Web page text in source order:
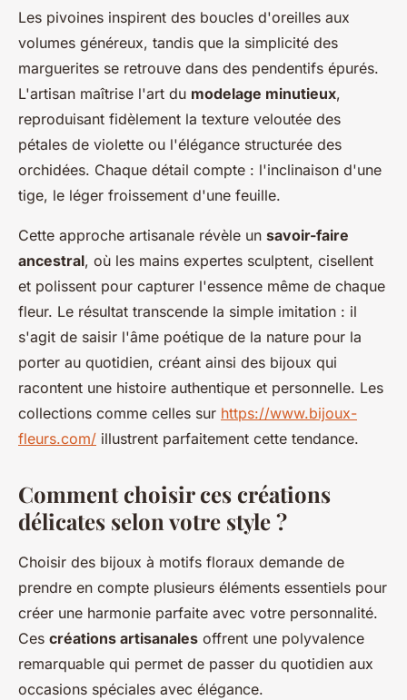
Les pivoines inspirent des boucles d'oreilles aux
volumes généreux, tandis que la simplicité des
marguerites se retrouve dans des pendentifs épurés.
L'artisan maîtrise l'art du modelage minutieux,
reproduisant fidèlement la texture veloutée des
pétales de violette ou l'élégance structurée des
orchidées. Chaque détail compte : l'inclinaison d'une
tige, le léger froissement d'une feuille.
Cette approche artisanale révèle un savoir-faire
ancestral, où les mains expertes sculptent, cisellent
et polissent pour capturer l'essence même de chaque
fleur. Le résultat transcende la simple imitation : il
s'agit de saisir l'âme poétique de la nature pour la
porter au quotidien, créant ainsi des bijoux qui
racontent une histoire authentique et personnelle. Les
collections comme celles sur https://www.bijoux-
fleurs.com/ illustrent parfaitement cette tendance.
Comment choisir ces créations
délicates selon votre style ?
Choisir des bijoux à motifs floraux demande de
prendre en compte plusieurs éléments essentiels pour
créer une harmonie parfaite avec votre personnalité.
Ces créations artisanales offrent une polyvalence
remarquable qui permet de passer du quotidien aux
occasions spéciales avec élégance.